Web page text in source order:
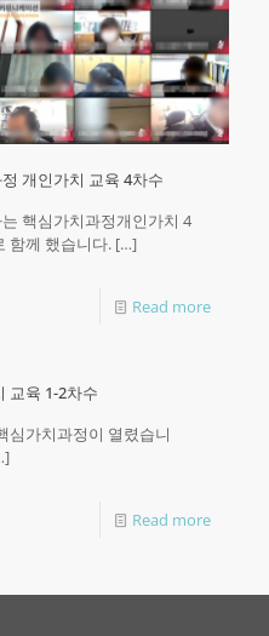
개인가치 교육 4차수
핵심가치과정개인가치 4
함께 했습니다. […]
Read more
교육 1-2차수
심가치과정이 열렸습니
Read more